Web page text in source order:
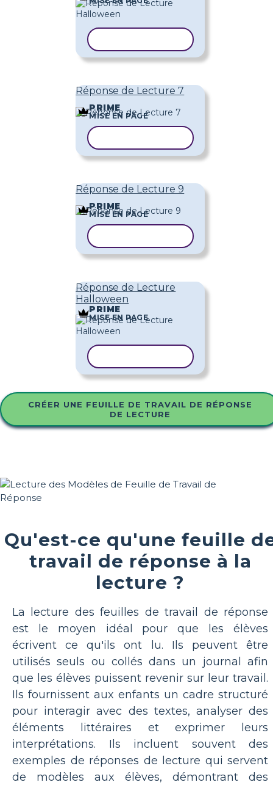
Réponse de Lecture 7
PRIME
MISE EN PAGE
Réponse de Lecture 9
PRIME
MISE EN PAGE
Réponse de Lecture
Halloween
PRIME
MISE EN PAGE
CRÉER UNE FEUILLE DE TRAVAIL DE RÉPONSE
DE LECTURE
Qu'est-ce qu'une feuille
travail de réponse à la
lecture ?
La lecture des feuilles de travail de réponse
est le moyen idéal pour que les élèves
écrivent ce qu'ils ont lu. Ils peuvent être
utilisés seuls ou collés dans un journal afin
que les élèves puissent revenir sur leur travail.
Ils fournissent aux enfants un cadre structuré
pour interagir avec des textes, analyser des
éléments littéraires et exprimer leurs
interprétations. Ils incluent souvent des
exemples de réponses de lecture qui servent
de modèles aux élèves, démontrant des